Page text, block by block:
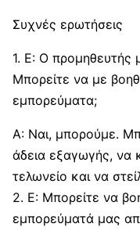
Συχνές ερωτήσεις
1. Ε: Ο προμηθευτής
Μπορείτε να με
εμπορεύματα;
Α: Ναι, μπορούμε.
άδεια εξαγωγής, να
τελωνείο και να
2. Ε: Μπορείτε να
εμπορεύματά μας